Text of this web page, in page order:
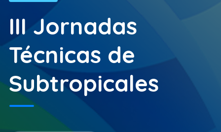
III Jornadas
Técnicas de
Subtropicales